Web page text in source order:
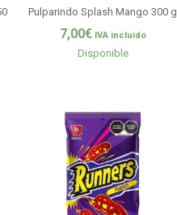
Pulparindo Splash Mango 300 g
7,00€ IVA incluido
Disponible